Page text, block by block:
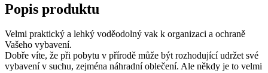
Popis produktu
Velmi praktický a lehký voděodolný vak k organizaci a ochraně
Vašeho vybavení.
Dobře víte, že při pobytu v přírodě může být rozhodující udržet své
vybavení v suchu, zejména náhradní oblečení. Ale někdy je to velmi